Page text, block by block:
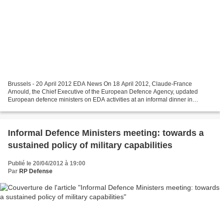
Brussels - 20 April 2012 EDA News On 18 April 2012, Claude-France
Arnould, the Chief Executive of the European Defence Agency, updated
European defence ministers on EDA activities at an informal dinner in
Informal Defence Ministers meeting: towards a
sustained policy of military capabilities
Publié le 20/04/2012 à 19:00
Par RP Defense